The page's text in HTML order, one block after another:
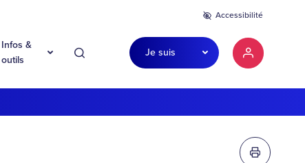
Recherche
Infos &
outils
Je suis Mon compte
Accessibilité
Imprimer